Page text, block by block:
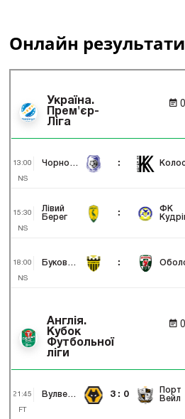
Онлайн результати